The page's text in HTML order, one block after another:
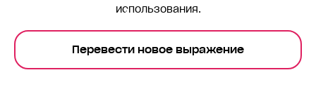
использования.
Перевести новое выражение